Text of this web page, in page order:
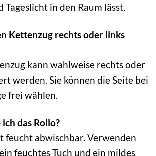
Tageslicht in den Raum lässt.
Kettenzug rechts oder links
kann wahlweise rechts oder
werden. Sie können die Seite bei
frei wählen.
das Rollo?
feucht abwischbar. Verwenden
feuchtes Tuch und ein mildes